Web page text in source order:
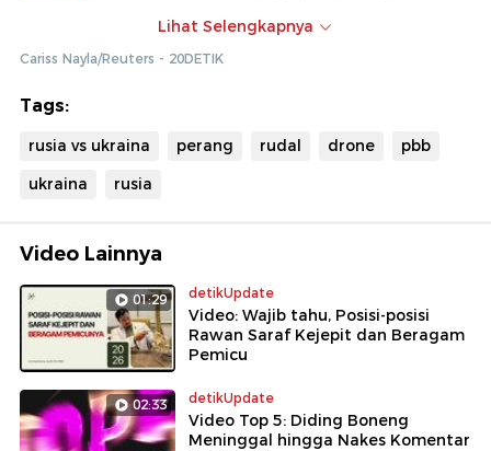
rudal pada hari itu.
Enam orang dinyatakan tewas akibat insiden ini.
bicaranya mengatakan bahwa ia sangat mengutuk
internasional.
Lihat Selengkapnya
Cariss Nayla/Reuters - 20DETIK
Tags:
rusia vs ukraina perang rudal drone
pbb
ukraina
rusia
Video Lainnya
01:29 detikUpdate
Video: Wajib tahu, Posisi-posisi
Rawan Saraf Kejepit dan Beragam
Pemicu
02:33 detikUpdate
Video Top 5: Diding Boneng
Meninggal hingga Nakes Komentar